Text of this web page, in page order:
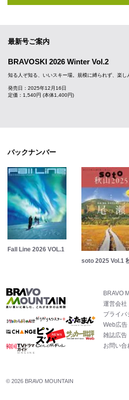
最新号ご案内
BRAVOSKI 2026 Winter Vol.2
知る人ぞ知る、いいスキー場。規模に縛られず、楽し
発売日：2025年12月16日
定価：1,540円 (本体1,400円)
バックナンバー
Fall Line 2026 VOL.1
soto 2025 Vol.1
BRAVO
運営会社
プライバ
Web広告
雑誌広告
お問い合
© 2026 BRAVO MOUNTAIN